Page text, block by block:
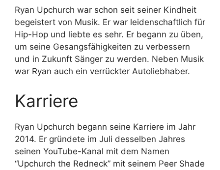
Ryan Upchurch war schon seit seiner Kindheit
begeistert von Musik. Er war leidenschaftlich für
Hip-Hop und liebte es sehr. Er begann zu üben,
um seine Gesangsfähigkeiten zu verbessern
und in Zukunft Sänger zu werden. Neben Musik
war Ryan auch ein verrückter Autoliebhaber.
Karriere
Rуаn Upchurch begann seine Karriere im Jahr
2014. Er gründete im Juli desselben Jahres
seinen YouTube-Kanal mit dem Namen
“Upchurch the Redneck” mit seinem Peer Shade